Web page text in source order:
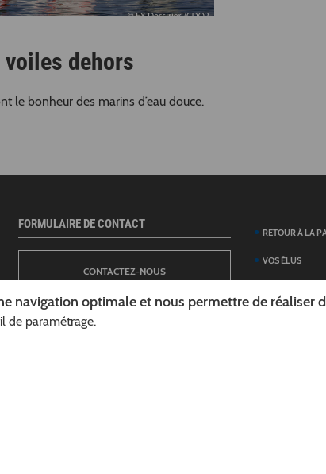
voiles dehors
le bonheur des marins d’eau douce.
FORMULAIRE DE CONTACT
CONTACTEZ-NOUS
RETOUR À LA
VOS ÉLUS
DÉPARTEMENT
navigation optimale et nous permettre de réaliser
de paramétrage.